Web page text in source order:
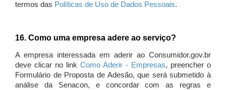
termos das Políticas de Uso de Dados Pessoais.
16. Como uma empresa adere ao serviço?
A empresa interessada em aderir ao Consumidor.gov.br
deve clicar no link Como Aderir - Empresas, preencher o
Formulário de Proposta de Adesão, que será submetido à
análise da Senacon, e concordar com as regras e